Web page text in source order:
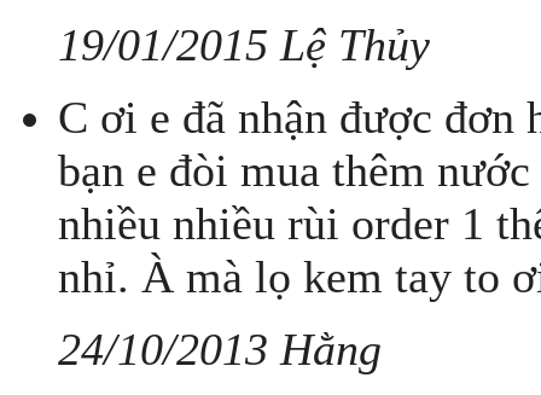
19/01/2015 Lệ Thủy
C ơi e đã nhận được đơn
bạn e đòi mua thêm
nhiều nhiều rùi order 1
nhỉ. À mà lọ kem tay to
24/10/2013 Hằng